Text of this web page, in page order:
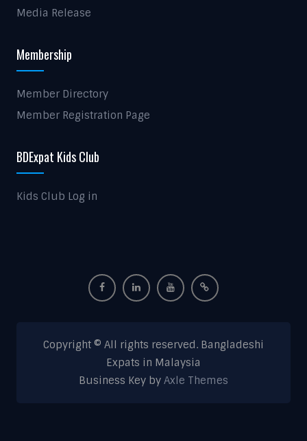
Media Release
Membership
Member Directory
Member Registration Page
BDExpat Kids Club
Kids Club Log in
Copyright © All rights reserved. Bangladeshi
Expats in Malaysia
Business Key by Axle Themes